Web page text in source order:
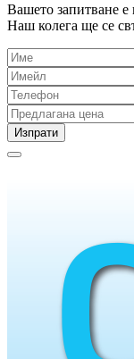
Вашето запитване
Наш колега ще се
Изпрати